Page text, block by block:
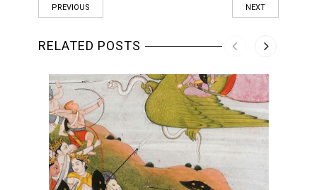
PREVIOUS NEXT
RELATED POSTS